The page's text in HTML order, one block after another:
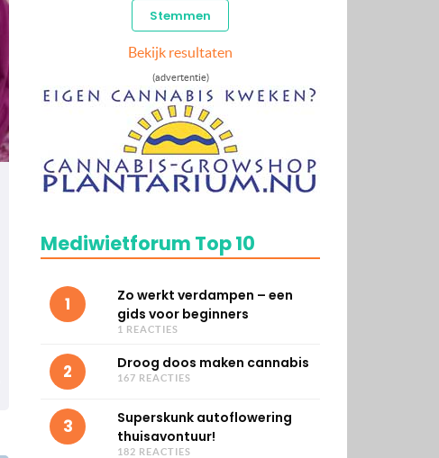
Bekijk resultaten
(advertentie)
Mediwietforum Top 10
1
Zo werkt verdampen – een
gids voor beginners
1 REACTIES
2 Droog doos maken cannabis
167 REACTIES
3
Superskunk autoflowering
thuisavontuur!
182 REACTIES